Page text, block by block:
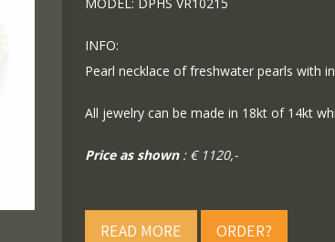
INFO:
Pearl necklace of freshwater pearls with
All jewelry can be made in 18kt of 14kt
Price as shown: € 1120,-
READ MORE ORDER?